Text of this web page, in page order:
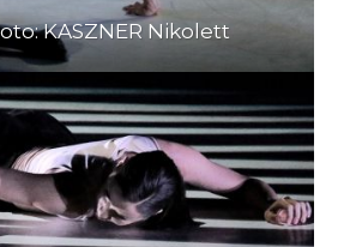
KASZNER Nikolett